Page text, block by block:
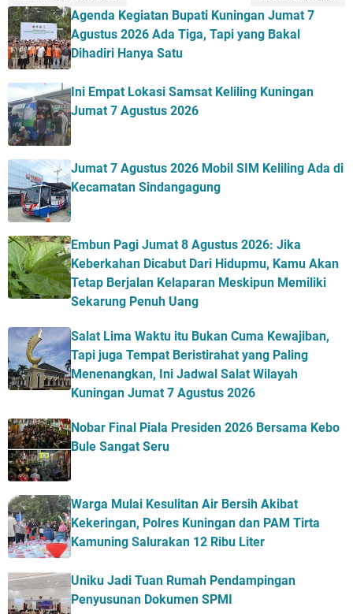
Agenda Kegiatan Bupati Kuningan Jumat 7
Agustus 2026 Ada Tiga, Tapi yang Bakal
Dihadiri Hanya Satu
Ini Empat Lokasi Samsat Keliling Kuningan
Jumat 7 Agustus 2026
Jumat 7 Agustus 2026 Mobil SIM Keliling Ada di
Kecamatan Sindangagung
Embun Pagi Jumat 8 Agustus 2026: Jika
Keberkahan Dicabut Dari Hidupmu, Kamu Akan
Tetap Berjalan Kelaparan Meskipun Memiliki
Sekarung Penuh Uang
Salat Lima Waktu itu Bukan Cuma Kewajiban,
Tapi juga Tempat Beristirahat yang Paling
Menenangkan, Ini Jadwal Salat Wilayah
Kuningan Jumat 7 Agustus 2026
Nobar Final Piala Presiden 2026 Bersama Kebo
Bule Sangat Seru
Warga Mulai Kesulitan Air Bersih Akibat
Kekeringan, Polres Kuningan dan PAM Tirta
Kamuning Salurakan 12 Ribu Liter
Uniku Jadi Tuan Rumah Pendampingan
Penyusunan Dokumen SPMI